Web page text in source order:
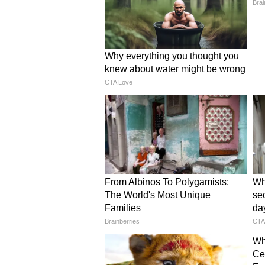
আধিকারিকরা জানিয়েছেন, এই সমস্ত
ইনসেক্টিসাইড বোর্ড (CIBRC)
বিক্রি করা হচ্ছিল, যা পুরোপুরি
ল্যাব টেস্টে উঠে এল
সাধারণত এই সব ধূপের প্যাকেটের
সিট্রোনেলার মতো প্রাকৃতিক
ভয়ের। এই বেআইনি ধূপগুলিতে
(Meperfluthrin) এর মতো অত্যন্ত
কোনো সরকারি অনুমোদন নেই এবং এর
ক্ষতিকর।
ডাক্তাররা কী বলছেন?
হোম ইনসেক্ট কন্ট্রোল
সমীক্ষায় ডাক্তাররা কিছু